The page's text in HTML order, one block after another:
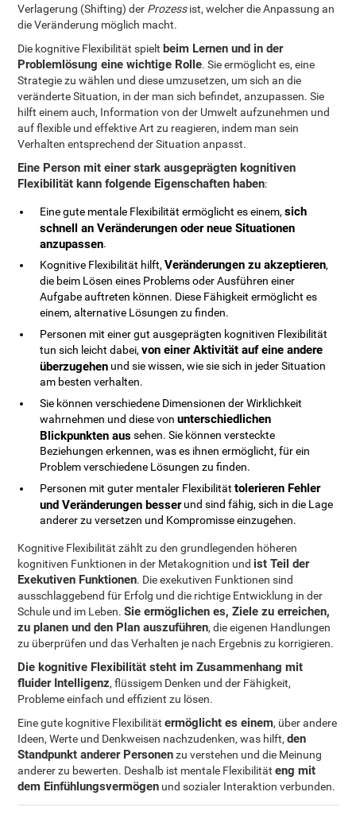
Verlagerung (Shifting) der Prozessist, welcher die Anpassung an
die Veränderung möglich macht.
Die kognitive Flexibilität spielt beim Lernen und in der
Problemlösung eine wichtige Rolle. Sie ermöglicht es, eine
Strategie zu wählen und diese umzusetzen, um sich an die
veränderte Situation, in der man sich befindet, anzupassen. Sie
hilft einem auch, Information von der Umwelt aufzunehmen und
auf flexible und effektive Art zu reagieren, indem man sein
Verhalten entsprechend der Situation anpasst.
Eine Person mit einer stark ausgeprägten kognitiven
Flexibilität kann folgende Eigenschaften haben:
Eine gute mentale Flexibilität ermöglicht es einem,sich
schnell an Veränderungen oder neue Situationen
anzupassen.
Kognitive Flexibilität hilft,Veränderungen zu akzeptieren,
die beim Lösen eines Problems oder Ausführen einer
Aufgabe auftreten können. Diese Fähigkeit ermöglicht es
einem, alternative Lösungen zu finden.
Personen mit einer gut ausgeprägten kognitiven Flexibilität
tun sich leicht dabei,von einer Aktivität auf eine andere
überzugehen und sie wissen, wie sie sich in jeder Situation
am besten verhalten.
Sie können verschiedene Dimensionen der Wirklichkeit
wahrnehmen und diese vonunterschiedlichen
Blickpunkten aussehen. Sie können versteckte
Beziehungen erkennen, was es ihnen ermöglicht, für ein
Problem verschiedene Lösungen zu finden.
Personen mit guter mentaler Flexibilitättolerieren Fehler
und Veränderungen besserund sind fähig, sich in die Lage
anderer zu versetzen und Kompromisse einzugehen.
Kognitive Flexibilität zählt zu den grundlegenden höheren
kognitiven Funktionen in der Metakognition und ist Teil der
Exekutiven Funktionen. Die exekutiven Funktionen sind
ausschlaggebend für Erfolg und die richtige Entwicklung in der
Schule und im Leben.Sie ermöglichen es, Ziele zu erreichen,
zu planen und den Plan auszuführen, die eigenen Handlungen
zu überprüfen und das Verhalten je nach Ergebnis zu korrigieren.
Die kognitive Flexibilität steht im Zusammenhang mit
fluider Intelligenz, flüssigem Denken und der Fähigkeit,
Probleme einfach und effizient zu lösen.
Eine gute kognitive Flexibilitätermöglicht es einem, über andere
Ideen, Werte und Denkweisen nachzudenken, was hilft,den
Standpunkt anderer Personenzu verstehen und die Meinung
anderer zu bewerten. Deshalb ist mentale Flexibilitäteng mit
dem Einfühlungsvermögen und sozialer Interaktion verbunden.